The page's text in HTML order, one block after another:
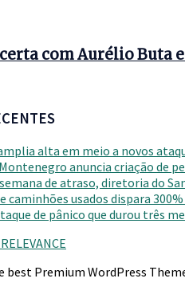
com Aurélio Buta
alta em meio a novos
anuncia criação de
de atraso, diretoria do
caminhões usados dispara
de pânico que durou três
best Premium WordPress